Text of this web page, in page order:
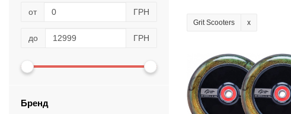
от ГРН
до ГРН
Бренд
Grit Scooters